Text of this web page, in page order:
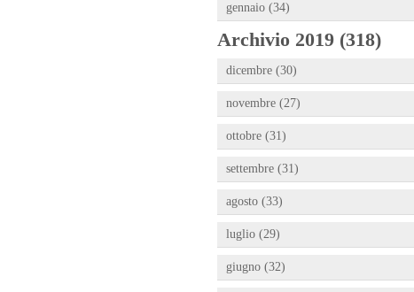
gennaio (34)
Archivio 2019 (318)
dicembre (30)
novembre (27)
ottobre (31)
settembre (31)
agosto (33)
luglio (29)
giugno (32)